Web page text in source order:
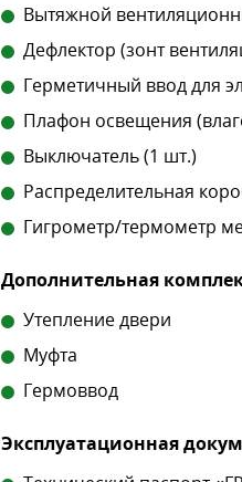
Вытяжной
Дефлектор (зонт
Герметичный ввод для
Плафон освещения
Выключатель (1 шт.)
Распределительная
Гигрометр/термометр
Дополнительная
Утепление двери
Муфта
Гермоввод
Эксплуатационная